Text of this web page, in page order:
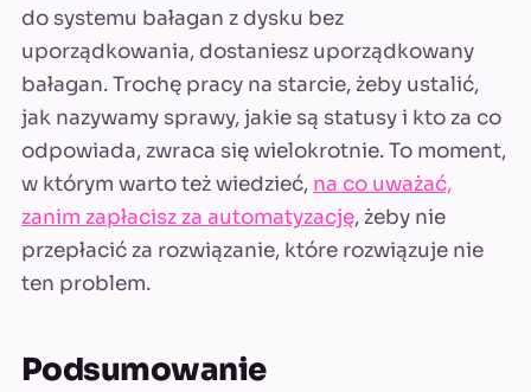
do systemu bałagan z dysku bez
uporządkowania, dostaniesz uporządkowany
bałagan. Trochę pracy na starcie, żeby ustalić,
jak nazywamy sprawy, jakie są statusy i kto za co
odpowiada, zwraca się wielokrotnie. To moment,
w którym warto też wiedzieć, na co uważać,
zanim zapłacisz za automatyzację, żeby nie
przepłacić za rozwiązanie, które rozwiązuje nie
ten problem.
Podsumowanie